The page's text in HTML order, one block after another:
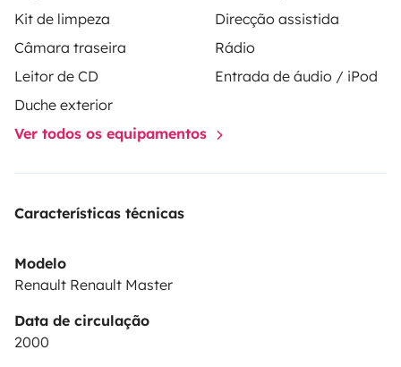
Kit de limpeza
Direcção assistida
Câmara traseira
Rádio
Leitor de CD
Entrada de áudio / iPod
Duche exterior
Ver todos os equipamentos
Características técnicas
Modelo
Renault Renault Master
Data de circulação
2000